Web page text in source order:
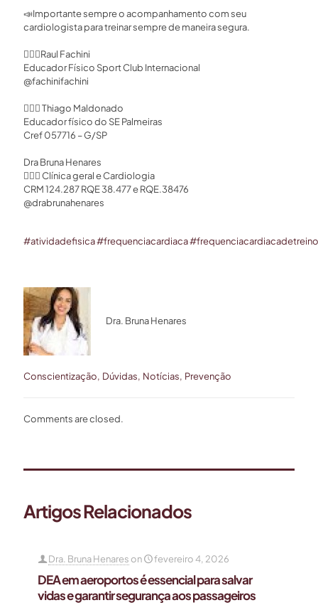
📣Importante sempre o acompanhamento com seu
cardiologista para treinar sempre de maneira segura.⁣
🏃🏻‍♂️Raul Fachini ⁣
Educador Físico Sport Club Internacional⁣
@fachinifachini⁣
🏃🏻‍♂️Thiago Maldonado⁣
Educador físico do SE Palmeiras⁣
Cref 057716 – G/SP⁣
Dra Bruna Henares⁣⁣
👩🏻‍⚕️ Clínica geral e Cardiologia ⁣⁣
CRM 124.287 RQE 38.477 e RQE.38476 ⁣⁣
@drabrunahenares ⁣
#atividadefisica#frequenciacardiaca#frequenciacardiacadetreino
Dra. Bruna Henares
Conscientização Dúvidas Notícias Prevenção
Comments are closed.
Artigos Relacionados
Dra. Bruna Henares on fevereiro 4, 2026
DEA em aeroportos é essencial para salvar
vidas e garantir segurança aos passageiros